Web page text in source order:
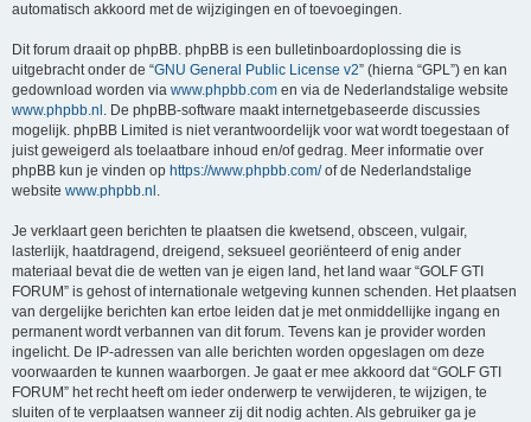
automatisch akkoord met de wijzigingen en of toevoegingen.
Dit forum draait op phpBB. phpBB is een bulletinboardoplossing die is
uitgebracht onder de “GNU General Public License v2” (hierna “GPL”) en kan
gedownload worden via www.phpbb.com en via de Nederlandstalige website
www.phpbb.nl . De phpBB-software maakt internetgebaseerde discussies
mogelijk. phpBB Limited is niet verantwoordelijk voor wat wordt toegestaan of
juist geweigerd als toelaatbare inhoud en/of gedrag. Meer informatie over
phpBB kun je vinden op https://www.phpbb.com/of de Nederlandstalige
website www.phpbb.nl .
Je verklaart geen berichten te plaatsen die kwetsend, obsceen, vulgair,
lasterlijk, haatdragend, dreigend, seksueel georiënteerd of enig ander
materiaal bevat die de wetten van je eigen land, het land waar “GOLF GTI
FORUM” is gehost of internationale wetgeving kunnen schenden. Het plaatsen
van dergelijke berichten kan ertoe leiden dat je met onmiddellijke ingang en
permanent wordt verbannen van dit forum. Tevens kan je provider worden
ingelicht. De IP-adressen van alle berichten worden opgeslagen om deze
voorwaarden te kunnen waarborgen. Je gaat er mee akkoord dat “GOLF GTI
FORUM” het recht heeft om ieder onderwerp te verwijderen, te wijzigen, te
sluiten of te verplaatsen wanneer zij dit nodig achten. Als gebruiker ga je